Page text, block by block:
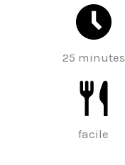
25 minutes
facile